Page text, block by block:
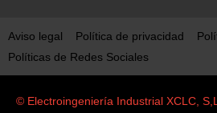
Aviso legal Política de privacidad
Políticas de Redes Sociales
© Electroingeniería Industrial XCLC,